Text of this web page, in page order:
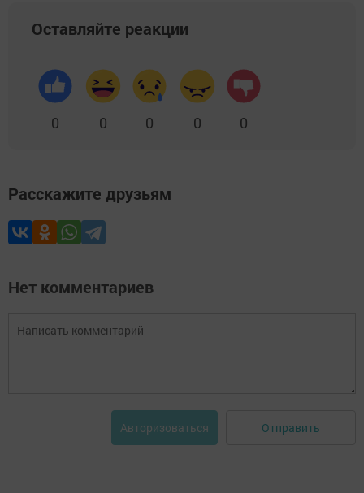
Оставляйте реакции
0 0 0 0 0
Расскажите друзьям
Нет комментариев
Авторизоваться Отправить